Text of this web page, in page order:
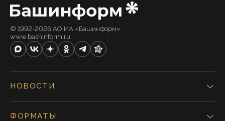
© 1992-2026 АО ИА «Башинформ».
www.bashinform.ru
НОВОСТИ
ФОРМАТЫ